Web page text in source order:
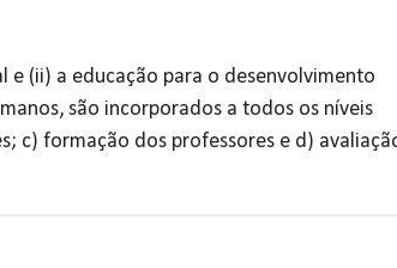
e (ii) a educação para o desenvolvimento
são incorporados a todos os níveis
c) formação dos professores e d)